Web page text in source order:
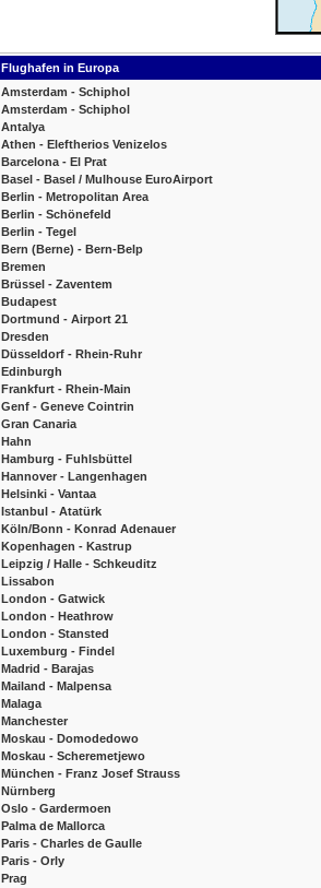
Flughafen in Europa
Amsterdam - Schiphol
Amsterdam - Schiphol
Antalya
Athen - Eleftherios Venizelos
Barcelona - El Prat
Basel - Basel / Mulhouse EuroAirport
Berlin - Metropolitan Area
Berlin - Schönefeld
Berlin - Tegel
Bern (Berne) - Bern-Belp
Bremen
Brüssel - Zaventem
Budapest
Dortmund - Airport 21
Dresden
Düsseldorf - Rhein-Ruhr
Edinburgh
Frankfurt - Rhein-Main
Genf - Geneve Cointrin
Gran Canaria
Hahn
Hamburg - Fuhlsbüttel
Hannover - Langenhagen
Helsinki - Vantaa
Istanbul - Atatürk
Köln/Bonn - Konrad Adenauer
Kopenhagen - Kastrup
Leipzig / Halle - Schkeuditz
Lissabon
London - Gatwick
London - Heathrow
London - Stansted
Luxemburg - Findel
Madrid - Barajas
Mailand - Malpensa
Malaga
Manchester
Moskau - Domodedowo
Moskau - Scheremetjewo
München - Franz Josef Strauss
Nürnberg
Oslo - Gardermoen
Palma de Mallorca
Paris - Charles de Gaulle
Paris - Orly
Prag